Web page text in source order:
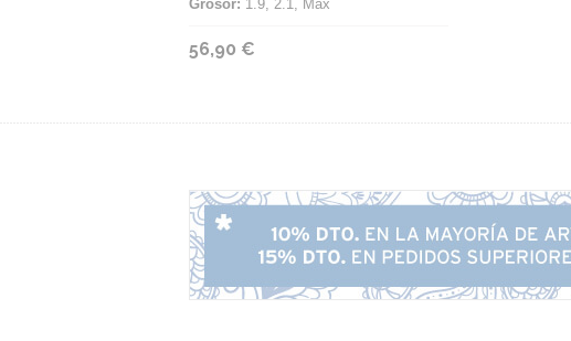
Grosor: 1.9, 2.1, Max
56,90 €